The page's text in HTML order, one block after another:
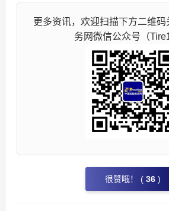
更多资讯，欢迎扫描下方二维
务网微信公众号（
很赞哦！ ( 36 )